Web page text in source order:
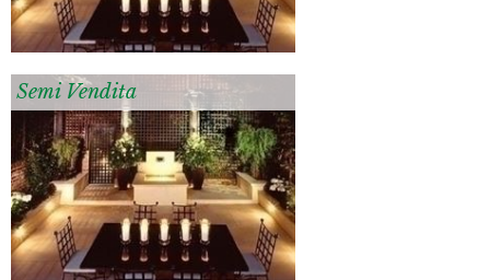
Semi Vendita